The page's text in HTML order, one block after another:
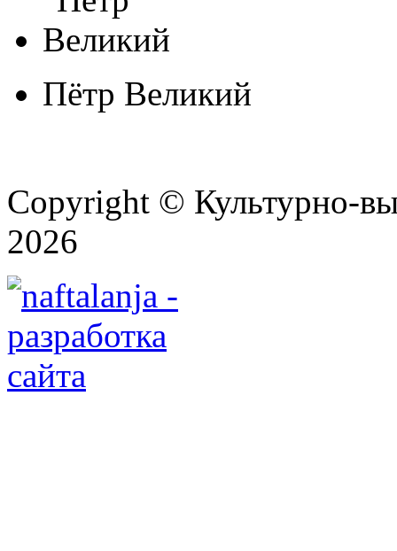
Пётр Великий
Copyright © Культурно-
2026